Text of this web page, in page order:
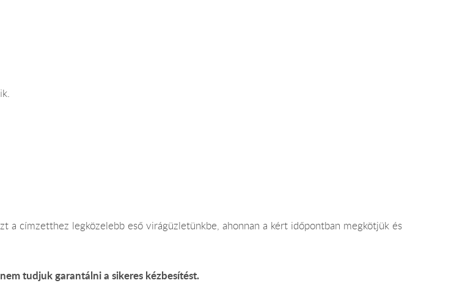
a címzetthez legközelebb eső virágüzletünkbe, ahonnan a kért időpontban megkötjük és
tudjuk garantálni a sikeres kézbesítést.